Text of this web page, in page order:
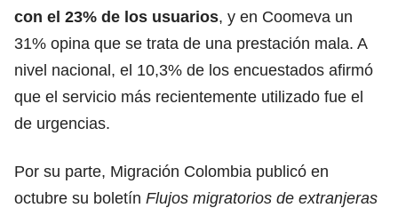
con el 23% de los usuarios, y en Coomeva un
31% opina que se trata de una prestación mala. A
nivel nacional, el 10,3% de los encuestados afirmó
que el servicio más recientemente utilizado fue el
de urgencias.
Por su parte, Migración Colombia publicó en
octubre su boletín Flujos migratorios de extranjeras